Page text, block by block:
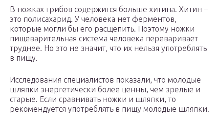
В ножках грибов содержится больше хитина. Хитин –
это полисахарид. У человека нет ферментов,
которые могли бы его расщепить. Поэтому ножки
пищеварительная система человека переваривает
труднее. Но это не значит, что их нельзя употреблять
в пищу.
Исследования специалистов показали, что молодые
шляпки энергетически более ценны, чем зрелые и
старые. Если сравнивать ножки и шляпки, то
рекомендуется употреблять в пищу молодые шляпки.